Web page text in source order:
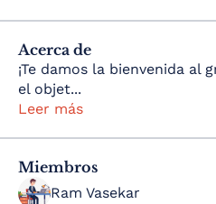
Acerca de
¡Te damos la bienvenida al
el objet...
Leer más
Miembros
Ram Vasekar